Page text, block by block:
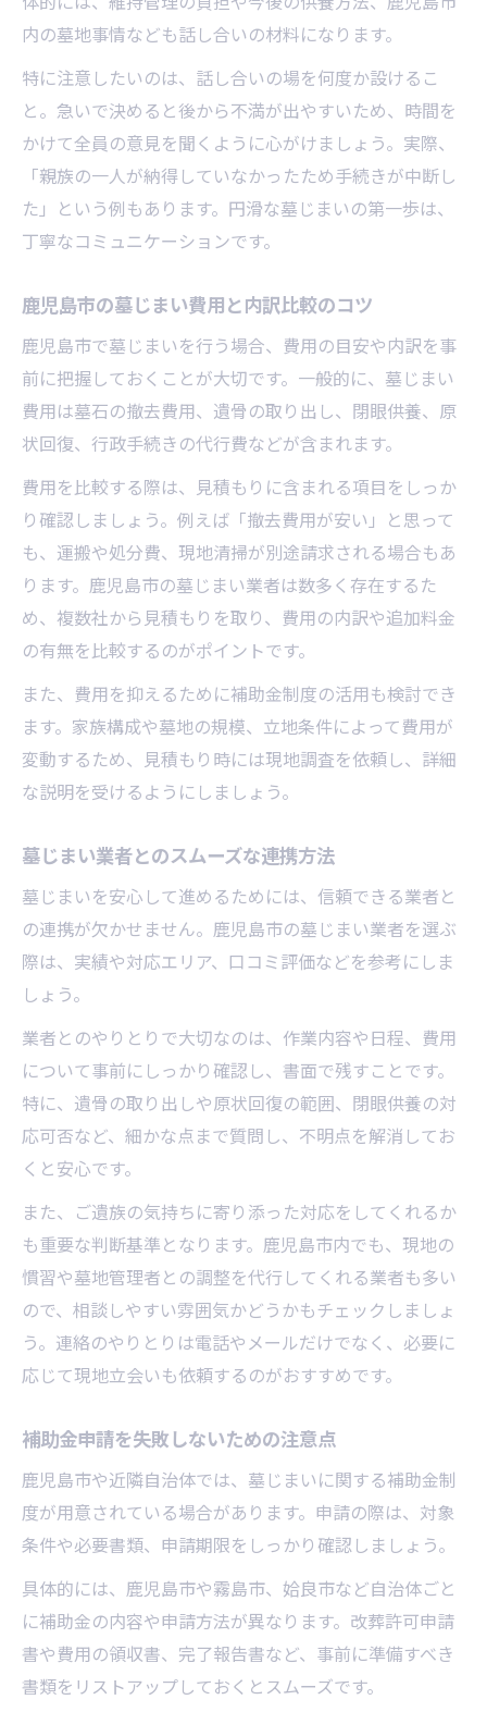
内の墓地事情なども話し合いの材料になります。
特に注意したいのは、話し合いの場を何度か設けるこ
と。急いで決めると後から不満が出やすいため、時間を
かけて全員の意見を聞くように心がけましょう。実際、
「親族の一人が納得していなかったため手続きが中断し
た」という例もあります。円滑な墓じまいの第一歩は、
丁寧なコミュニケーションです。
鹿児島市の墓じまい費用と内訳比較のコツ
鹿児島市で墓じまいを行う場合、費用の目安や内訳を事
前に把握しておくことが大切です。一般的に、墓じまい
費用は墓石の撤去費用、遺骨の取り出し、閉眼供養、原
状回復、行政手続きの代行費などが含まれます。
費用を比較する際は、見積もりに含まれる項目をしっか
り確認しましょう。例えば「撤去費用が安い」と思って
も、運搬や処分費、現地清掃が別途請求される場合もあ
ります。鹿児島市の墓じまい業者は数多く存在するた
め、複数社から見積もりを取り、費用の内訳や追加料金
の有無を比較するのがポイントです。
また、費用を抑えるために補助金制度の活用も検討でき
ます。家族構成や墓地の規模、立地条件によって費用が
変動するため、見積もり時には現地調査を依頼し、詳細
な説明を受けるようにしましょう。
墓じまい業者とのスムーズな連携方法
墓じまいを安心して進めるためには、信頼できる業者と
の連携が欠かせません。鹿児島市の墓じまい業者を選ぶ
際は、実績や対応エリア、口コミ評価などを参考にしま
しょう。
業者とのやりとりで大切なのは、作業内容や日程、費用
について事前にしっかり確認し、書面で残すことです。
特に、遺骨の取り出しや原状回復の範囲、閉眼供養の対
応可否など、細かな点まで質問し、不明点を解消してお
くと安心です。
また、ご遺族の気持ちに寄り添った対応をしてくれるか
も重要な判断基準となります。鹿児島市内でも、現地の
慣習や墓地管理者との調整を代行してくれる業者も多い
ので、相談しやすい雰囲気かどうかもチェックしましょ
う。連絡のやりとりは電話やメールだけでなく、必要に
応じて現地立会いも依頼するのがおすすめです。
補助金申請を失敗しないための注意点
鹿児島市や近隣自治体では、墓じまいに関する補助金制
度が用意されている場合があります。申請の際は、対象
条件や必要書類、申請期限をしっかり確認しましょう。
具体的には、鹿児島市や霧島市、姶良市など自治体ごと
に補助金の内容や申請方法が異なります。改葬許可申請
書や費用の領収書、完了報告書など、事前に準備すべき
書類をリストアップしておくとスムーズです。